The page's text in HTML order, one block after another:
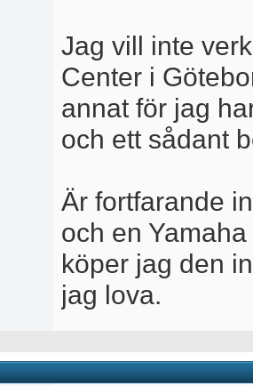
Jag vill inte
Center i
annat för jag
och ett sådant
Är fortfarande
och en
köper jag den
jag lova.